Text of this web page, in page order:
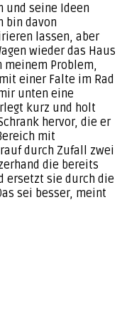
und seine Ideen
bin davon
lassen, aber
wieder das Haus
meinem Problem,
einer Falte im Rad
unten eine
kurz und holt
hervor, die er
mit
durch Zufall zwei
die bereits
ersetzt sie durch die
sei besser, meint